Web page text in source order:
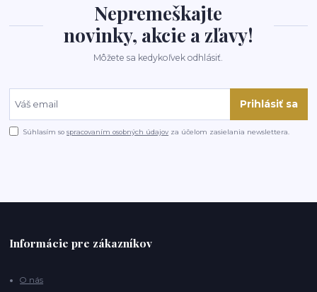
Nepremeškajte
novinky, akcie a zľavy!
Môžete sa kedykoľvek odhlásiť.
Prihlásiť sa
Súhlasím sospracovaním osobných údajov za účelom zasielania newslettera.
Informácie pre zákazníkov
O nás